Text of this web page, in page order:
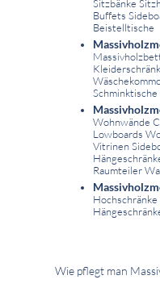
Sitzbänke
Buffets
Beistelltische
Schminktische
Wohnwände
Lowboards
Vitrinen
Raumteiler
Wie pflegt man